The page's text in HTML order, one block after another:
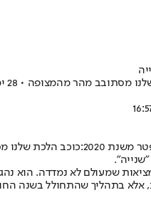
2020:
הקודם, שנקבע ב-5 ביולי 2005 כדור הארץ קיצר את היום שלו ב-1.0516